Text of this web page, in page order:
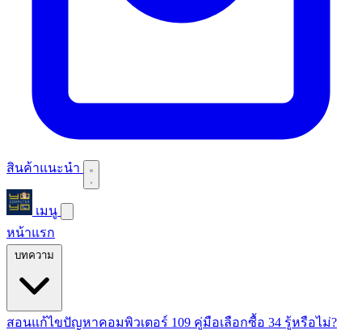
สินค้าแนะนำ
เมนู
หน้าแรก
บทความ
สอนแก้ไขปัญหาคอมพิวเตอร์ 109 คู่มือเลือกซื้อ 34 รู้หรือไม่?